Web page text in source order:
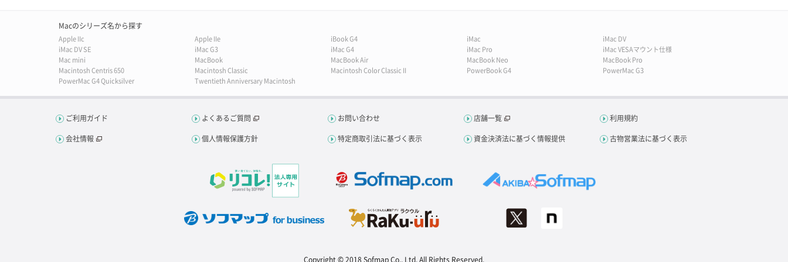
Macのシリーズ名から探す
Apple IIc Apple IIe iBook G4 iMac
iMac DV
iMac DV SE
iMac G3 iMac G4 iMac Pro
iMac VESAマウント仕様
Mac mini
MacBook MacBook Air MacBook Neo
MacBook Pro
Macintosh Centris 650
Macintosh Classic Macintosh Color Classic II PowerBook G4
PowerMac G3
PowerMac G4 Quicksilver
Twentieth Anniversary Macintosh
ご利用ガイド よくあるご質問 お問い合わせ 店舗一覧
利用規約
会社情報
個人情報保護方針 特定商取引法に基づく表示 資金決済法に基づく情報提供 古物営業法に基づく表示
Copyright © 2018 Sofmap Co., Ltd. All Rights Reserved.